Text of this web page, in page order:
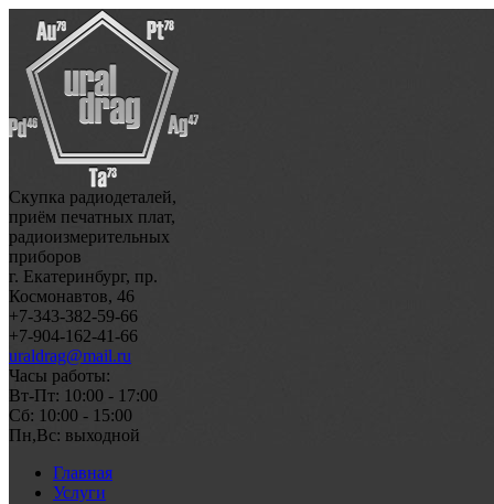
Скупка радиодеталей,
приём печатных плат,
радиоизмерительных
приборов
г. Екатеринбург, пр.
Космонавтов, 46
+7-343-382-59-66
+7-904-162-41-66
uraldrag@mail.ru
Часы работы:
Вт-Пт: 10:00 - 17:00
Сб: 10:00 - 15:00
Пн,Вс: выходной
Главная
Услуги